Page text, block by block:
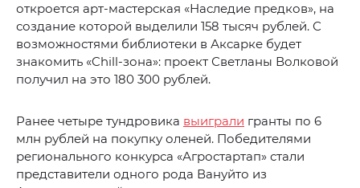
откроется арт-мастерская «Наследие предков», на
создание которой выделили 158 тысяч рублей. С
возможностями библиотеки в Аксарке будет
знакомить «Chill-зона»: проект Светланы Волковой
получил на это 180 300 рублей.
Ранее четыре тундровика выиграли гранты по 6
млн рублей на покупку оленей. Победителями
регионального конкурса «Агростартап» стали
представители одного рода Вануйто из